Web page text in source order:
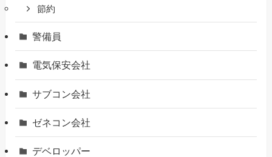
節約
警備員
電気保安会社
サブコン会社
ゼネコン会社
デベロッパー